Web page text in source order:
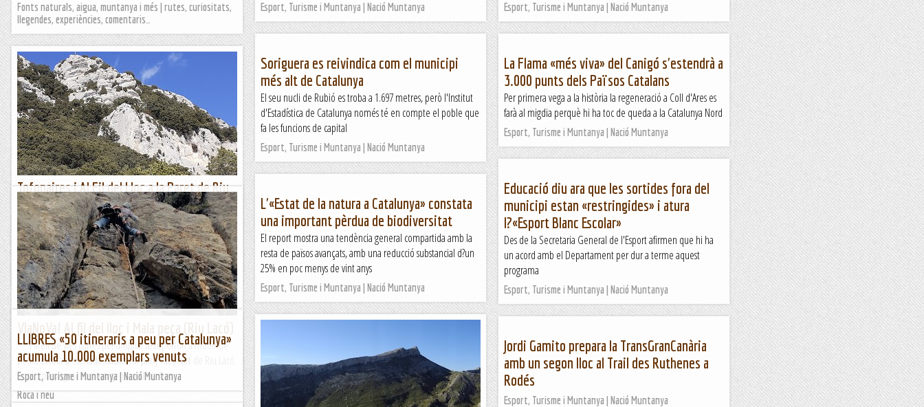
Fonts naturals, aigua, muntanya i més | rutes, curiositats,
llegendes, experiències, comentaris…
Esport, Turisme i Muntanya | Nació Muntanya Esport, Turisme i Muntanya | Nació Muntanya
Soriguera es reivindica com el municipi
més alt de Catalunya
El seu nucli de Rubió es troba a 1.697 metres, però l'Institut
d'Estadística de Catalunya només té en compte el poble que
fa les funcions de capital
Esport, Turisme i Muntanya | Nació Muntanya
La Flama «més viva» del Canigó s'estendrà a
3.000 punts dels Països Catalans
Per primera vega a la història la regeneració a Coll d'Ares es
farà al migdia perquè hi ha toc de queda a la Catalunya Nord
Esport, Turisme i Muntanya | Nació Muntanya
Tofonaires i Al Fil del Lloc a la Paret de Riu
Lacó.
Dia esplèndid, lluminós i temperatura super bona, llàstima
que les obligacions no m'hagin deixat gaudir-lo en la seva
totalitat. He anat a fer un parell de vietes a la paret...
Romàntic Guerrer
Educació diu ara que les sortides fora del
municipi estan «restringides» i atura
l?«Esport Blanc Escolar»
Des de la Secretaria General de l'Esport afirmen que hi ha
un acord amb el Departament per dur a terme aquest
programa
Esport, Turisme i Muntanya | Nació Muntanya
L'«Estat de la natura a Catalunya» constata
una important pèrdua de biodiversitat
El report mostra una tendència general compartida amb la
resta de països avançats, amb una reducció substancial d?un
25% en poc menys de vint anys
Esport, Turisme i Muntanya | Nació Muntanya
***Parell de vies curtes per ampliar al repertori a mode de
petita escola d'escalada clàssica, al pany més curt de Riu Lacó.
Bonics passatges i roca en general de la ben...
Roca i neu
LLIBRES «50 itineraris a peu per Catalunya»
acumula 10.000 exemplars venuts
Esport, Turisme i Muntanya | Nació Muntanya
Jordi Gamito prepara la TransGranCanària
amb un segon lloc al Trail des Ruthenes a
Rodés
Esport, Turisme i Muntanya | Nació Muntanya